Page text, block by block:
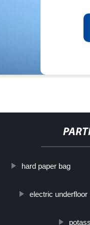
hard paper bag
electric underfloor